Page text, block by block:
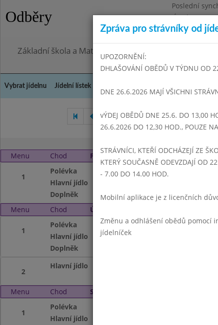
Odběry
Poslední
Úterý
Omezení
Základní škola a Mateřská škola Dr. Edvarda Beneše,
Vybrat jídelnu Jídelní lístek
Duben 2008 Květen 2008
Menu Chod Pondělí 2. 6. 2008
1
Polévka
Slepičí s nudlemi
Hlavní jídlo
Doplněk
Čaj s citronem,
Menu
Chod Úterý 3. 6. 2008
1
Polévka
Čočková
Hlavní jídlo
Doplněk
2
Hlavní jídlo
Menu Chod Středa 4. 6. 2008
1
Polévka
Hlavní jídlo
Zpráva pro strávníky od
UPOZORNĚNÍ:
DHLAŠOVÁNÍ OBĚDŮ V TÝDNU OD
DNE 26.6.2026 MAJÍ VŠICHNI
vÝDEJ OBĚDŮ DNE 25.6. DO 13,00
26.6.2026 DO 12,30 HOD., POUZE
STRÁVNÍCI, KTEŘÍ ODCHÁZEJÍ ZE
KTERÝ SOUČASNĚ ODEVZDAJÍ OD
- 7.00 DO 14.00 HOD.
Mobilní aplikace je z licenčních
Změnu a odhlášení obědů pomocí
jídelníček